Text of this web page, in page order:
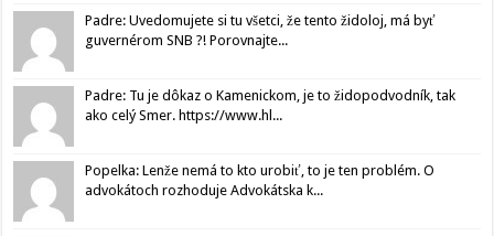
Padre: Uvedomujete si tu všetci, že tento židoloj, má byť
guvernérom SNB ?! Porovnajte...
Padre: Tu je dôkaz o Kamenickom, je to židopodvodník, tak
ako celý Smer. https://www.hl...
Popelka: Lenže nemá to kto urobiť, to je ten problém. O
advokátoch rozhoduje Advokátska k...